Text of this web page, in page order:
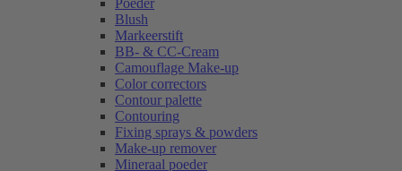
Poeder
Blush
Markeerstift
BB- & CC-Cream
Camouflage Make-up
Color correctors
Contour palette
Contouring
Fixing sprays & powders
Make-up remover
Mineraal poeder